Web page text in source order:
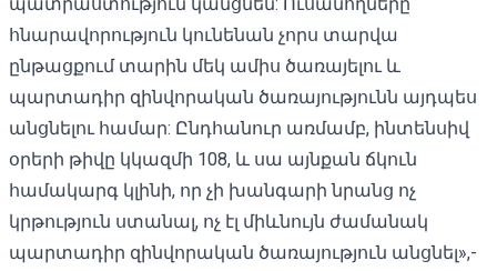
հնարավորություն կունենան չորս տարվա
ընթացքում տարին մեկ ամիս ծառայելու և
պարտադիր զինվորական ծառայությունն այդպես
անցնելու համար: Ընդհանուր առմամբ, ինտենսիվ
օրերի թիվը կկազմի 108, և սա այնքան ճկուն
համակարգ կլինի, որ չի խանգարի նրանց ոչ
կրթություն ստանալ, ոչ էլ միևնույն ժամանակ
պարտադիր զինվորական ծառայություն անցնել»,-